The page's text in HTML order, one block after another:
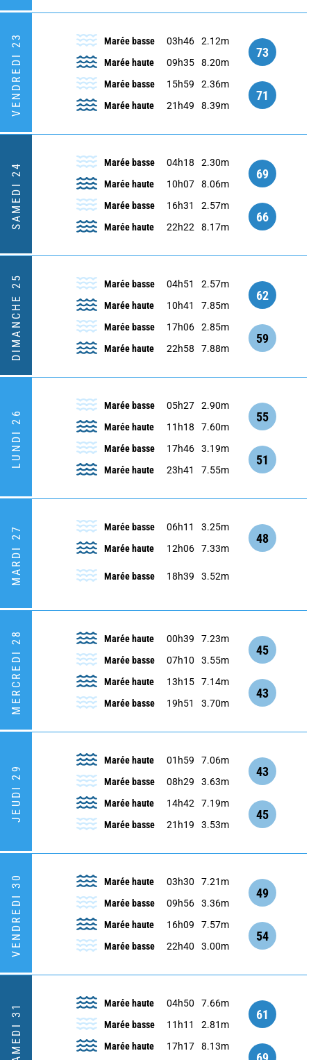
VENDREDI 23 Marée basse 03h46
2.12m
Marée haute
09h35 8.20m
73
Marée basse 15h59
2.36m
Marée haute
21h49 8.39m
71
SAMEDI 24 Marée basse 04h18
2.30m
Marée haute
10h07 8.06m
69
Marée basse 16h31
2.57m
Marée haute
22h22 8.17m
66
DIMANCHE 25 Marée basse 04h51
2.57m
Marée haute
10h41 7.85m
62
Marée basse 17h06
2.85m
Marée haute
22h58 7.88m
59
LUNDI 26
Marée basse 05h27
2.90m
Marée haute
11h18 7.60m
55
Marée basse 17h46
3.19m
Marée haute
23h41 7.55m
51
MARDI 27 Marée basse 06h11
3.25m
Marée haute
12h06 7.33m
48
Marée basse 18h39 3.52m
MERCREDI 28 Marée haute 00h39
7.23m
Marée basse
07h10 3.55m
45
Marée haute 13h15
7.14m
Marée basse
19h51 3.70m
43
JEUDI 29
Marée haute 01h59
7.06m
Marée basse
08h29 3.63m
43
Marée haute 14h42
7.19m
Marée basse
21h19 3.53m
45
VENDREDI 30 Marée haute 03h30
7.21m
Marée basse
09h56 3.36m
49
Marée haute 16h09
7.57m
Marée basse
22h40 3.00m
54
SAMEDI 31 Marée haute 04h50
7.66m
Marée basse
11h11 2.81m
61
Marée haute 17h17
8.13m